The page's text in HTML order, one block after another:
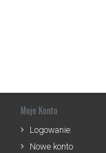
Moje Konto
Logowanie
Nowe konto